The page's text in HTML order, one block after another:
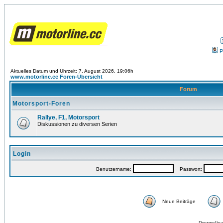
Aktuelles Datum und Uhrzeit: 7. August 2026, 19:06h
www.motorline.cc Foren-Übersicht
Forum
Motorsport-Foren
Rallye, F1, Motorsport
Diskussionen zu diversen Serien
Login
Benutzername: Passwort:
Neue Beiträge